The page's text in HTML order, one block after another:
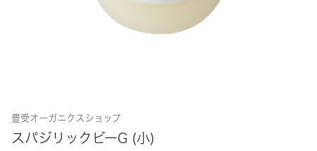
豊受オーガニクスショップ
スパジリックビーG (小)